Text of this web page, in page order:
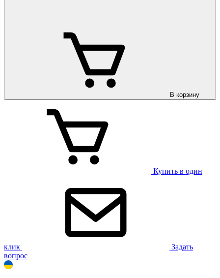
В корзину
Купить в один
клик
Задать
вопрос